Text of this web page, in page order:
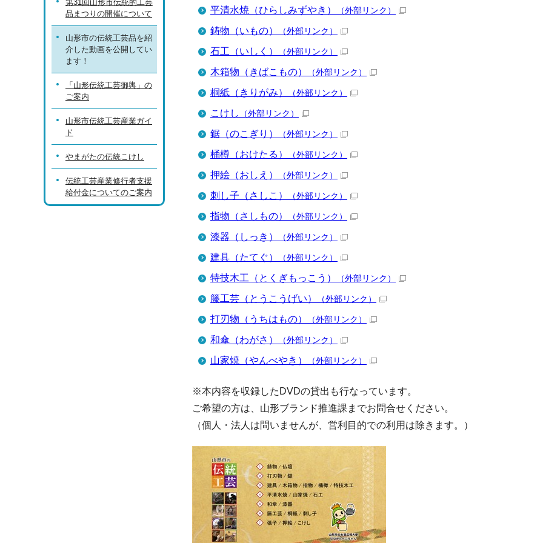
平清水焼（ひらしみずやき） （外部リンク）
鋳物（いもの） （外部リンク）
石工（いしく） （外部リンク）
木箱物（きばこもの） （外部リンク）
桐紙（きりがみ） （外部リンク）
こけし （外部リンク）
鋸（のこぎり） （外部リンク）
桶樽（おけたる） （外部リンク）
押絵（おしえ） （外部リンク）
刺し子（さしこ） （外部リンク）
指物（さしもの） （外部リンク）
漆器（しっき） （外部リンク）
建具（たてぐ） （外部リンク）
特技木工（とくぎもっこう） （外部リンク）
籐工芸（とうこうげい） （外部リンク）
打刃物（うちはもの） （外部リンク）
和傘（わがさ） （外部リンク）
山家焼（やんべやき） （外部リンク）
※本内容を収録したDVDの貸出も行なっています。
ご希望の方は、山形ブランド推進課までお問合せください。
（個人・法人は問いませんが、営利目的での利用は除きます。）
第31回山形市伝統的工芸
品まつりの開催について
山形市の伝統工芸品を紹
介した動画を公開してい
ます！
「山形伝統工芸御輿」の
ご案内
山形市伝統工芸産業ガイ
ド
やまがたの伝統こけし
伝統工芸産業修行者支援
給付金についてのご案内